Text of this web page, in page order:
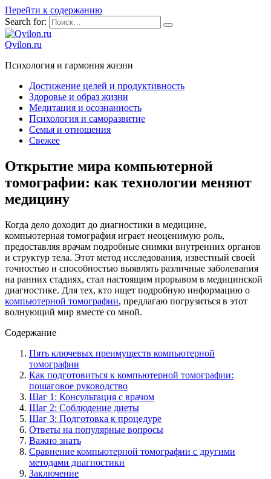
Перейти к содержанию
Search for:
Qvilon.ru
Психология и гармония жизни
Достижение целей и продуктивность
Здоровье и образ жизни
Медитация и осознанность
Психология и саморазвитие
Семья и отношения
Свежее
Открытие мира компьютерной
томографии: как технологии меняют
медицину
Когда дело доходит до диагностики в медицине,
компьютерная томография играет неоценимую роль,
предоставляя врачам подробные снимки внутренних органов
и структур тела. Этот метод исследования, известный своей
точностью и способностью выявлять различные заболевания
на ранних стадиях, стал настоящим прорывом в медицинской
диагностике. Для тех, кто ищет подробную информацию о
компьютерной томографии, предлагаю погрузиться в этот
волнующий мир вместе со мной.
Содержание
Пять ключевых преимуществ компьютерной
томографии
Как подготовиться к компьютерной томографии:
пошаговое руководство
Шаг 1: Консультация с врачом
Шаг 2: Соблюдение диеты
Шаг 3: Подготовка к процедуре
Ответы на популярные вопросы
Важно знать
Сравнение компьютерной томографии с другими
методами диагностики
Заключение